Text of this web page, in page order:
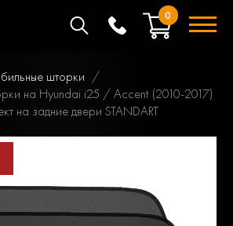
0
шторки
на Hyundai i25 / Accent (2010-2017)
на задние двери STANDART